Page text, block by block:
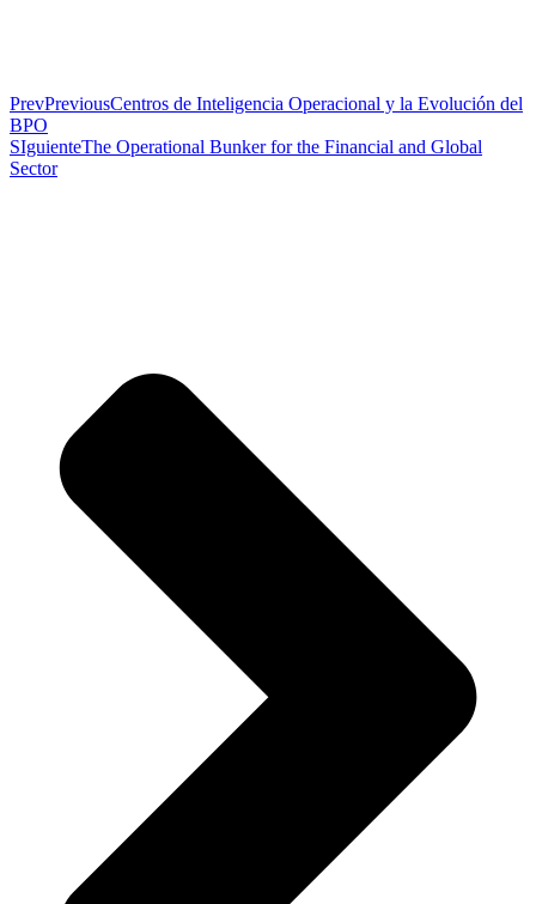
PrevPreviousCentros de Inteligencia Operacional y la Evolución del
BPO
SIguienteThe Operational Bunker for the Financial and Global
Sector